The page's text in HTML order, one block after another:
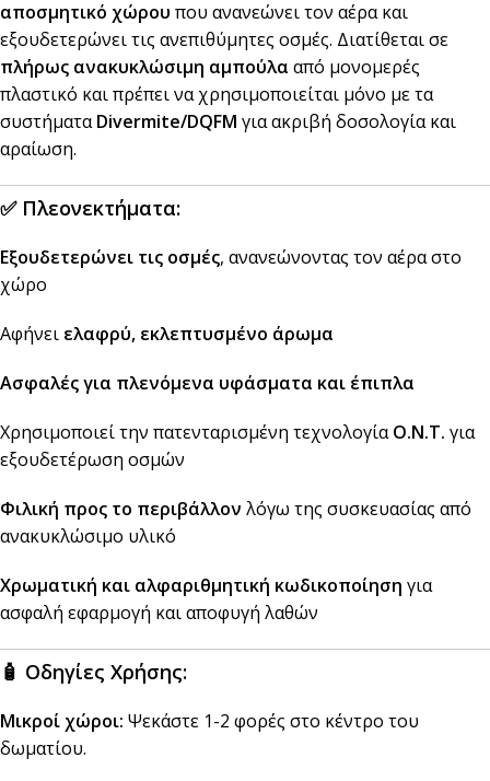
αποσμητικό χώρου που ανανεώνει τον αέρα και
εξουδετερώνει τις ανεπιθύμητες οσμές. Διατίθεται σε
πλήρως ανακυκλώσιμη αμπούλα από μονομερές
πλαστικό και πρέπει να χρησιμοποιείται μόνο με τα
συστήματαDivermite/DQFM για ακριβή δοσολογία και
αραίωση.
✅ Πλεονεκτήματα:
Εξουδετερώνει τις οσμές, ανανεώνοντας τον αέρα στο
χώρο
Αφήνει ελαφρύ, εκλεπτυσμένο άρωμα
Ασφαλές για πλενόμενα υφάσματα και έπιπλα
Χρησιμοποιεί την πατενταρισμένη τεχνολογίαO.N.T. για
εξουδετέρωση οσμών
Φιλική προς το περιβάλλον λόγω της συσκευασίας από
ανακυκλώσιμο υλικό
Χρωματική και αλφαριθμητική κωδικοποίηση για
ασφαλή εφαρμογή και αποφυγή λαθών
🧴 Οδηγίες Χρήσης:
Μικροί χώροι: Ψεκάστε 1-2 φορές στο κέντρο του
δωματίου.